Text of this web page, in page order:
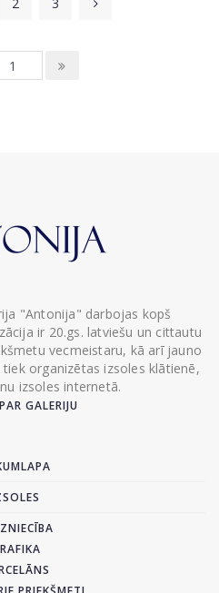
"Antonija" darbojas kopš
ir 20.gs. latviešu un cittautu
vecmeistaru, kā arī jauno
organizētas izsoles klātienē,
izsoles internetā.
GALERIJU